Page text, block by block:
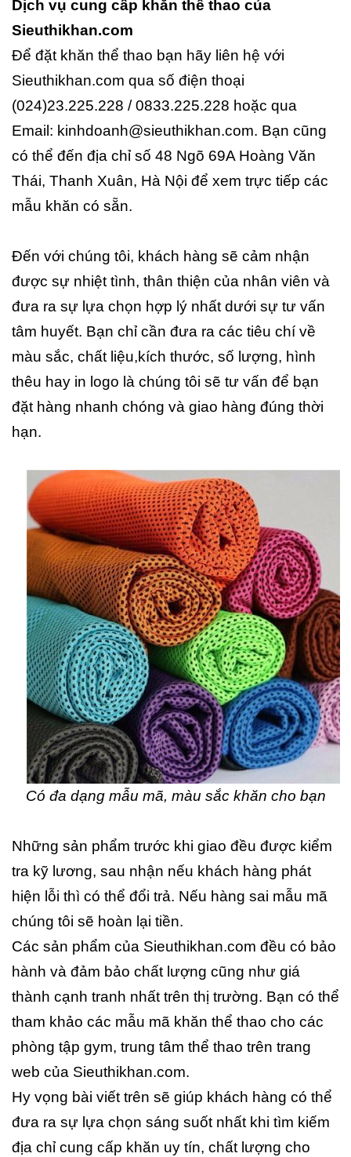
Dịch vụ cung cấp khăn thể thao của
Sieuthikhan.com
Để đặt khăn thể thao bạn hãy liên hệ với
Sieuthikhan.com qua số điện thoại
(024)23.225.228 / 0833.225.228 hoặc qua
Email: kinhdoanh@sieuthikhan.com. Bạn cũng
có thể đến địa chỉ số 48 Ngõ 69A Hoàng Văn
Thái, Thanh Xuân, Hà Nội để xem trực tiếp các
mẫu khăn có sẵn.
Đến với chúng tôi, khách hàng sẽ cảm nhận
được sự nhiệt tình, thân thiện của nhân viên và
đưa ra sự lựa chọn hợp lý nhất dưới sự tư vấn
tâm huyết. Bạn chỉ cần đưa ra các tiêu chí về
màu sắc, chất liệu,kích thước, số lượng, hình
thêu hay in logo là chúng tôi sẽ tư vấn để bạn
đặt hàng nhanh chóng và giao hàng đúng thời
hạn.
Có đa dạng mẫu mã, màu sắc khăn cho bạn
Những sản phẩm trước khi giao đều được kiểm
tra kỹ lương, sau nhận nếu khách hàng phát
hiện lỗi thì có thể đổi trả. Nếu hàng sai mẫu mã
chúng tôi sẽ hoàn lại tiền.
Các sản phẩm của Sieuthikhan.com đều có bảo
hành và đảm bảo chất lượng cũng như giá
thành cạnh tranh nhất trên thị trường. Bạn có thể
tham khảo các mẫu mã khăn thể thao cho các
phòng tập gym, trung tâm thể thao trên trang
web của Sieuthikhan.com.
Hy vọng bài viết trên sẽ giúp khách hàng có thể
đưa ra sự lựa chọn sáng suốt nhất khi tìm kiếm
địa chỉ cung cấp khăn uy tín, chất lượng cho